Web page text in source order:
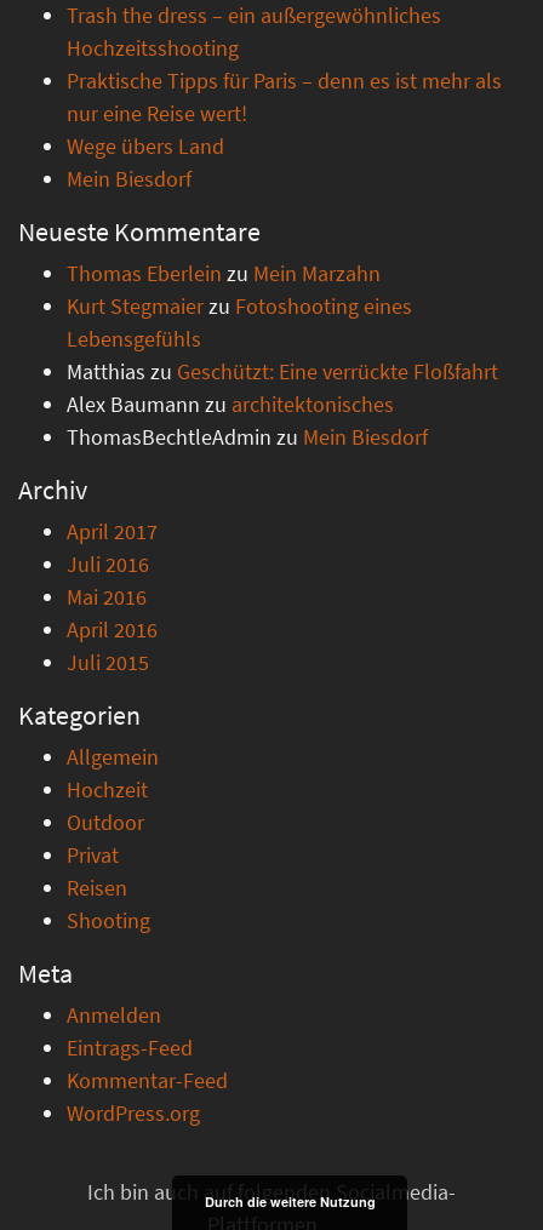
Trash the dress – ein außergewöhnliches
Hochzeitsshooting
Praktische Tipps für Paris – denn es ist mehr als
nur eine Reise wert!
Wege übers Land
Mein Biesdorf
Neueste Kommentare
Thomas Eberlein zu Mein Marzahn
Kurt Stegmaierzu Fotoshooting eines
Lebensgefühls
Matthias zu Geschützt: Eine verrückte Floßfahrt
Alex Baumann zu architektonisches
ThomasBechtleAdmin zu Mein Biesdorf
Archiv
April 2017
Juli 2016
Mai 2016
April 2016
Juli 2015
Kategorien
Allgemein
Hochzeit
Outdoor
Privat
Reisen
Shooting
Meta
Anmelden
Eintrags-Feed
Kommentar-Feed
WordPress.org
Ich bin auch auf folgenden Socialmedia-
Durch die weitere Nutzung